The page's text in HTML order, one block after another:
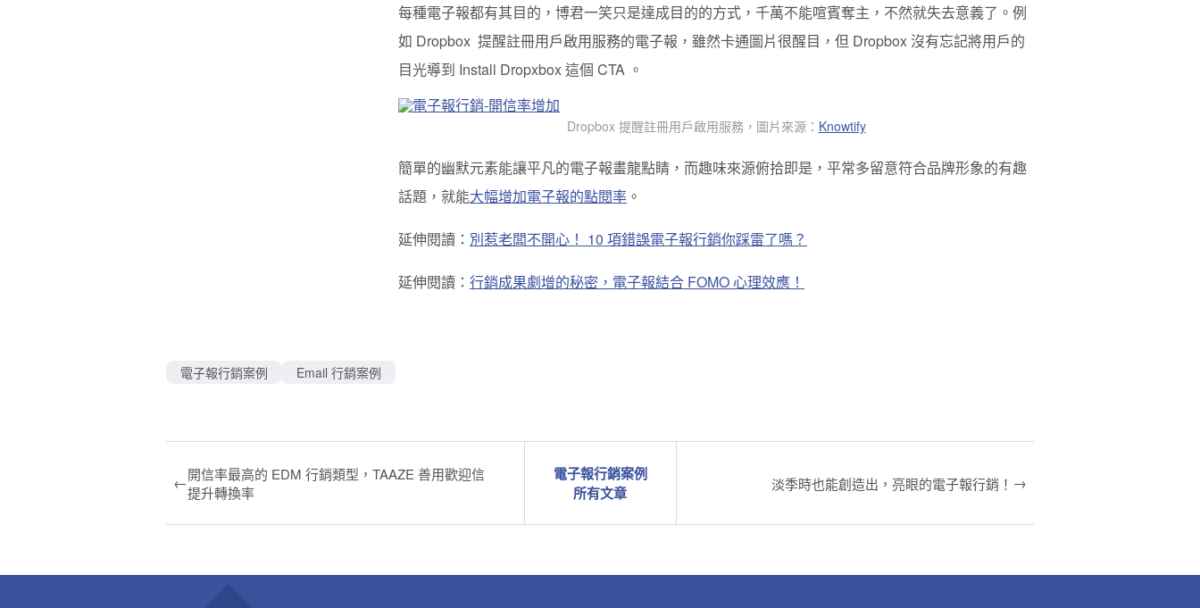
每種電子報都有其目的，博君一笑只是達成目的的方式，千萬不能喧賓奪主，不然就失去意義了。例
如 Dropbox 提醒註冊用戶啟用服務的電子報，雖然卡通圖片很醒目，但 Dropbox 沒有忘記將用戶的
目光導到 Install Dropxbox 這個 CTA 。
Dropbox 提醒註冊用戶啟用服務，圖片來源： Knowtify
簡單的幽默元素能讓平凡的電子報畫龍點睛，而趣味來源俯拾即是，平常多留意符合品牌形象的有趣
話題，就能大幅增加電子報的點閱率 。
延伸閱讀： 別惹老闆不開心！ 10 項錯誤電子報行銷你踩雷了嗎？
延伸閱讀： 行銷成果劇增的秘密，電子報結合 FOMO 心理效應！
電子報行銷案例 Email 行銷案例
←開信率最高的 EDM 行銷類型，TAAZE 善用歡迎信
提升轉換率
電子報行銷案例
所有文章
淡季時也能創造出，亮眼的電子報行銷！ →